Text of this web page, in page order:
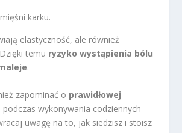
karku.
elastyczność, ale również
temu ryzyko wystąpienia bólu
.
zapominać o prawidłowej
podczas wykonywania codziennych
uwagę na to, jak siedzisz i stoisz